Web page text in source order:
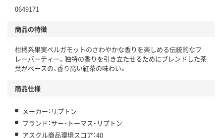
仕組
この商品の環境配慮ポイントです。下記商品詳細「
アスクル商品環境スコア詳細／加点項目
」で確認できます。
0649171
商品の特徴
柑橘系果実ベルガモットのさわやかな香りを楽しめる伝統的なフ
レーバーティー。独特の香りを引き立たせるためにブレンドした茶
葉がベースの、香り高い紅茶の味わい。
商品仕様
メーカー：リプトン
ブランド：サー・トーマス・リプトン
アスクル商品環境スコア：40